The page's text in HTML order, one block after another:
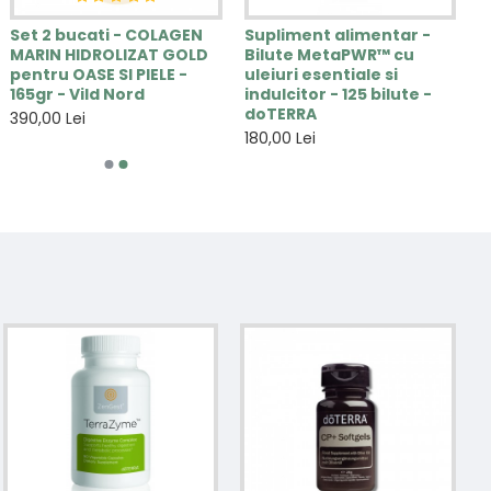
Set 2 bucati - COLAGEN
MARIN HIDROLIZAT GOLD
pentru OASE SI PIELE -
165gr - Vild Nord
390,00 Lei
Supliment alimentar -
Bilute MetaPWR™ cu
uleiuri esentiale si
indulcitor - 125 bilute -
doTERRA
180,00 Lei